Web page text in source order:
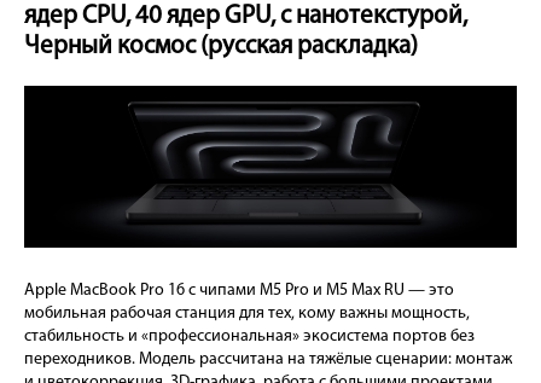
ядер CPU, 40 ядер GPU, с нанотекстурой,
Черный космос (русская раскладка)
Apple MacBook Pro 16 с чипами M5 Pro и M5 Max RU — это
мобильная рабочая станция для тех, кому важны мощность,
стабильность и «профессиональная» экосистема портов без
переходников. Модель рассчитана на тяжёлые сценарии: монтаж